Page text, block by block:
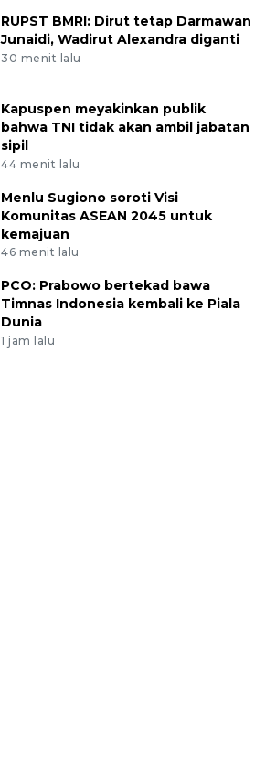
RUPST BMRI: Dirut tetap Darmawan
Junaidi, Wadirut Alexandra diganti
30 menit lalu
Kapuspen meyakinkan publik
bahwa TNI tidak akan ambil jabatan
sipil
44 menit lalu
Menlu Sugiono soroti Visi
Komunitas ASEAN 2045 untuk
kemajuan
46 menit lalu
PCO: Prabowo bertekad bawa
Timnas Indonesia kembali ke Piala
Dunia
1 jam lalu